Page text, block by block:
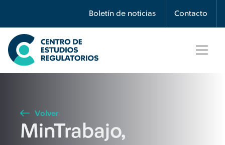
Boletín de noticias Contacto
Búsqueda
Seleccione país
Buscar
Volver
MinTrabajo,